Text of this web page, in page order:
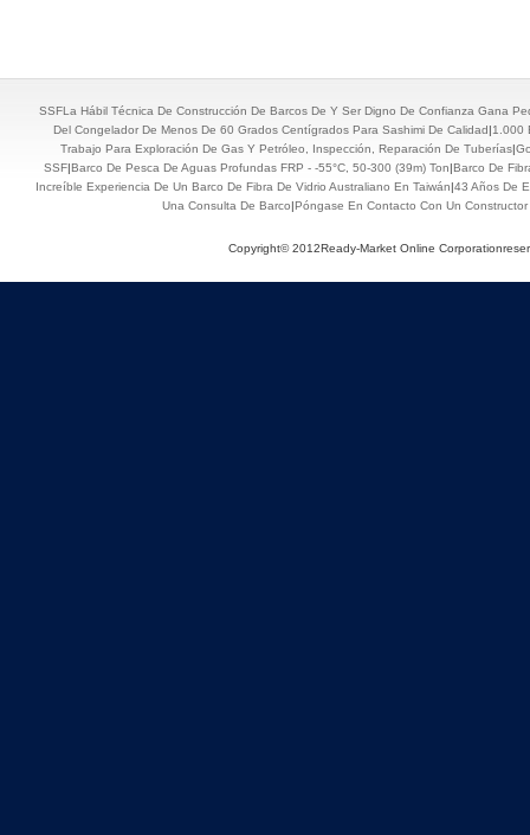
SSFLa Hábil Técnica De Construcción De Barcos De Y Ser Digno De Confianza Gana
Del Congelador De Menos De 60 Grados Centígrados Para Sashimi De Calidad|1.000
Trabajo Para Exploración De Gas Y Petróleo, Inspección, Reparación De Tuberías|
SSF|Barco De Pesca De Aguas Profundas FRP - -55°C, 50-300 (39m) Ton|Barco De
Increíble Experiencia De Un Barco De Fibra De Vidrio Australiano En Taiwán|43 Años De
Una Consulta De Barco|Póngase En Contacto Con Un
Copyright© 2012Ready-Market Online